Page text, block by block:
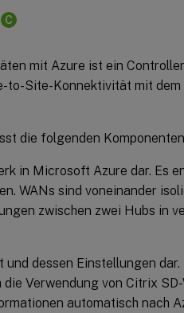
C
mit Azure ist ein
to-Site-Konnektivität mit dem
die folgenden
in Microsoft Azure dar. Es
WANs sind voneinander
zwischen zwei Hubs in
dessen Einstellungen
Verwendung von Citrix
automatisch nach